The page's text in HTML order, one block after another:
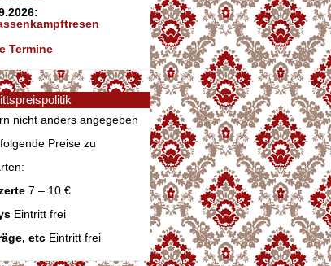
Termine
nicht anders angegeben
Preise zu
7 – 10 €
Eintritt frei
etc Eintritt frei